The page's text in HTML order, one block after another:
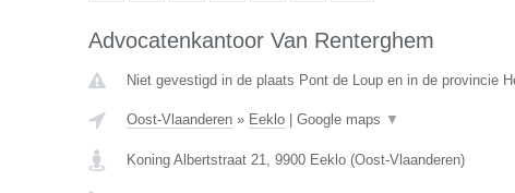
Advocatenkantoor Van Renterghem
Niet gevestigd in de plaats Pont de Loup en in de provincie
Oost-Vlaanderen» Eeklo| Google maps ▼
Koning Albertstraat 21, 9900 Eeklo(Oost-Vlaanderen)